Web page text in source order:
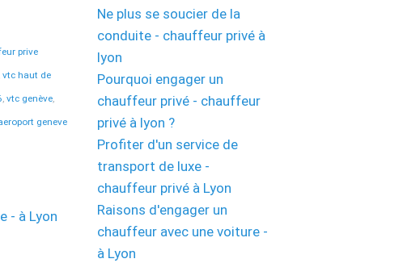
prive
vtc haut de
, vtc genève,
geneve
- à Lyon
Ne plus se soucier de la
conduite - chauffeur privé à
lyon
Pourquoi engager un
chauffeur privé - chauffeur
privé à lyon ?
Profiter d'un service de
transport de luxe -
chauffeur privé à Lyon
Raisons d'engager un
chauffeur avec une voiture -
à Lyon